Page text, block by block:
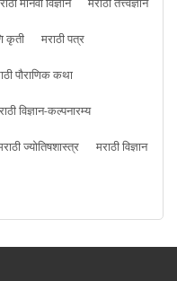
कृती
मराठी पत्र
पौराणिक कथा
विज्ञान-कल्पनारम्य
ज्योतिषशास्त्र
मराठी विज्ञान